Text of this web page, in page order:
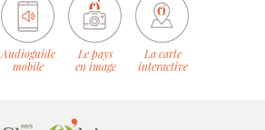
Audioguide
mobile
Le pays
en image
La carte
interactive